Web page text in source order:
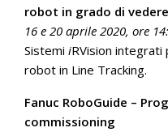
robot in grado di vedere
16 e 20 aprile 2020, ore
Sistemi iRVision integrati
robot in Line Tracking.
Fanuc RoboGuide –
commissioning